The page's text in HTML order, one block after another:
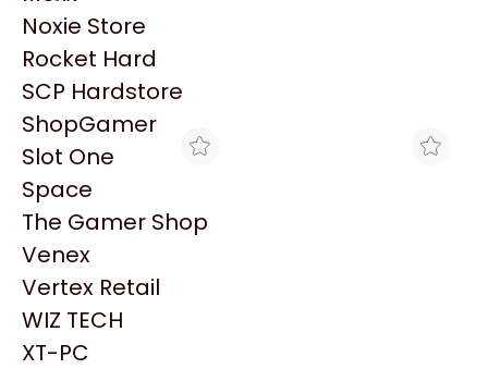
Palit
Philips
PowerColor
Razer
Redragon
Samsung
Sandisk
Sapphire
Seagate
Sentey
Solarmax
Noxie Store
Rocket Hard
SCP Hardstore
ShopGamer
Slot One
Space
The Gamer Shop
Venex
Vertex Retail
WIZ TECH
XT-PC
Similares
Explorá más productos similares
MAX TECNO
HP 14 CAB NEGRO
VENCIDO
$3.207